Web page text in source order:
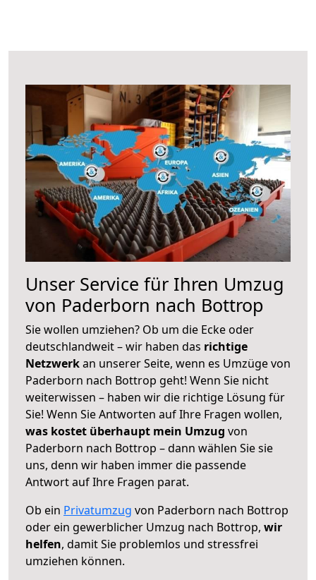
Unser Service für Ihren Umzug
von Paderborn nach Bottrop
Sie wollen umziehen? Ob um die Ecke oder
deutschlandweit – wir haben das richtige
Netzwerkan unserer Seite, wenn es Umzüge von
Paderborn nach Bottrop geht! Wenn Sie nicht
weiterwissen – haben wir die richtige Lösung für
Sie! Wenn Sie Antworten auf Ihre Fragen wollen,
was kostet überhaupt mein Umzug von
Paderborn nach Bottrop – dann wählen Sie sie
uns, denn wir haben immer die passende
Antwort auf Ihre Fragen parat.
Ob ein Privatumzug von Paderborn nach Bottrop
oder ein gewerblicher Umzug nach Bottrop, wir
helfen, damit Sie problemlos und stressfrei
umziehen können.